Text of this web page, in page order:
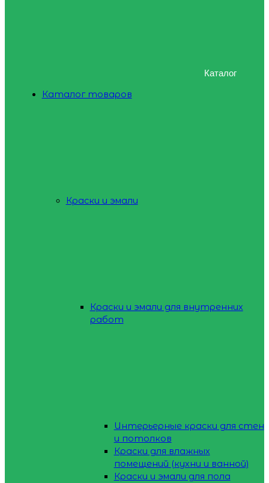
Каталог
Каталог товаров
Краски и эмали
Краски и эмали для внутренних
работ
Интерьерные краски для стен
и потолков
Краски для влажных
помещений (кухни и ванной)
Краски и эмали для пола